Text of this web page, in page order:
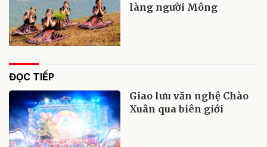
làng người Mông
ĐỌC TIẾP
Giao lưu văn nghệ Chào
Xuân qua biên giới